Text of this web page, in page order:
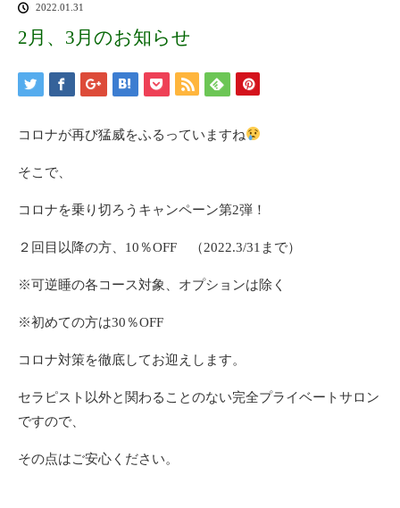
2022.01.31
2月、3月のお知らせ
コロナが再び猛威をふるっていますね
そこで、
コロナを乗り切ろうキャンペーン第2弾！
２回目以降の方、10％OFF （2022.3/31まで）
※可逆睡の各コース対象、オプションは除く
※初めての方は30％OFF
コロナ対策を徹底してお迎えします。
セラピスト以外と関わることのない完全プライベートサロン
ですので、
その点はご安心ください。